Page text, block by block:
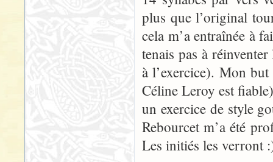
plus que l’original
cela m’a entraînée à
tenais pas à
à l’exercice). Mon
Céline Leroy est
un exercice de style
Rebourcet m’a été
Les initiés les verront